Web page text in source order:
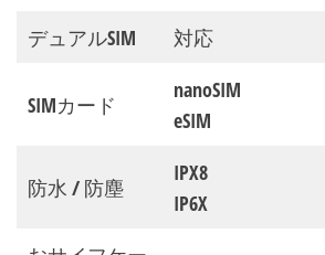
デュアルSIM 対応
SIMカード
nanoSIM
eSIM
防水 / 防塵
IPX8
IP6X